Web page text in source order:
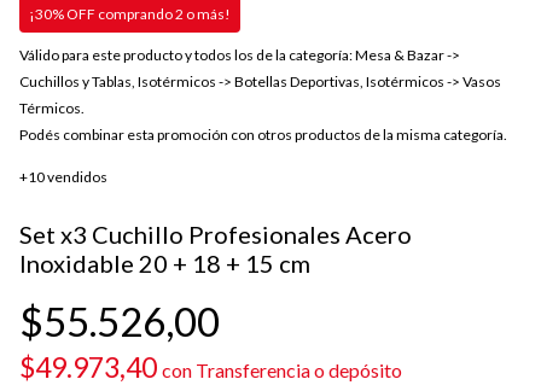
¡30% OFF comprando 2 o más!
Válido para este producto y todos los de la categoría: Mesa & Bazar ->
Cuchillos y Tablas, Isotérmicos -> Botellas Deportivas, Isotérmicos -> Vasos
Térmicos.
Podés combinar esta promoción con otros productos de la misma categoría.
+10 vendidos
Set x3 Cuchillo Profesionales Acero
Inoxidable 20 + 18 + 15 cm
$55.526,00
$49.973,40 con Transferencia o depósito